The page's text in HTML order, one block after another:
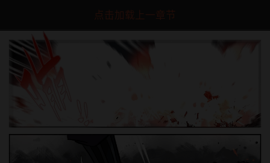
点击加载上一章节